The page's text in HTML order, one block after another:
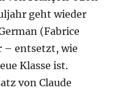
geht wieder
(Fabrice
– entsetzt, wie
Klasse ist.
von Claude